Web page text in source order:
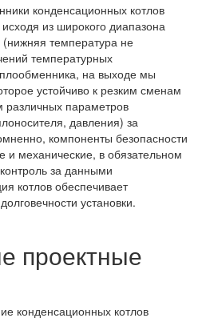
конденсационных котлов
из широкого диапазона
температура не
температурных
на выходе мы
устойчиво к резким сменам
параметров
давления) за
компоненты безопасности
и механические, в обязательном
за данными
котлов обеспечивает
установки.
проектные
конденсационных котлов